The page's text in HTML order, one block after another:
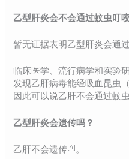
乙型肝炎会不会通过蚊虫叮
暂无证据表明乙型肝炎会通
临床医学、流行病学和实验
发现乙肝病毒能经吸血昆虫
因此可以说乙肝不会通过蚊
乙型肝炎会遗传吗？
乙肝不会遗传[4]。